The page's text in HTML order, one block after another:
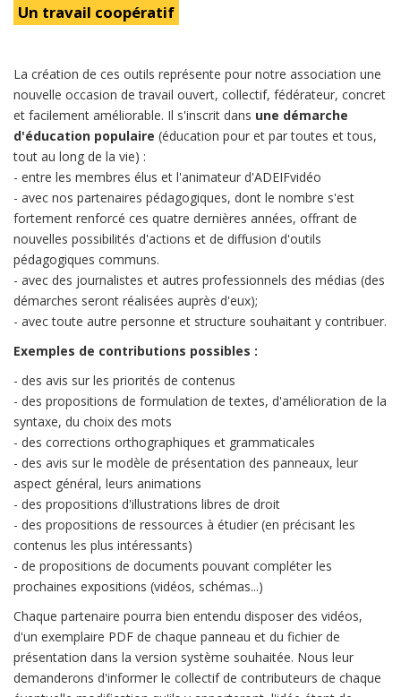
Un travail coopératif
La création de ces outils représente pour notre association une
nouvelle occasion de travail ouvert, collectif, fédérateur, concret
et facilement améliorable. Il s'inscrit dans une démarche
d'éducation populaire (éducation pour et par toutes et tous,
tout au long de la vie) :
- entre les membres élus et l'animateur d'ADEIFvidéo
- avec nos partenaires pédagogiques, dont le nombre s'est
fortement renforcé ces quatre dernières années, offrant de
nouvelles possibilités d'actions et de diffusion d'outils
pédagogiques communs.
- avec des journalistes et autres professionnels des médias (des
démarches seront réalisées auprès d'eux);
- avec toute autre personne et structure souhaitant y contribuer.
Exemples de contributions possibles :
- des avis sur les priorités de contenus
- des propositions de formulation de textes, d'amélioration de la
syntaxe, du choix des mots
- des corrections orthographiques et grammaticales
- des avis sur le modèle de présentation des panneaux, leur
aspect général, leurs animations
- des propositions d'illustrations libres de droit
- des propositions de ressources à étudier (en précisant les
contenus les plus intéressants)
- de propositions de documents pouvant compléter les
prochaines expositions (vidéos, schémas...)
Chaque partenaire pourra bien entendu disposer des vidéos,
d'un exemplaire PDF de chaque panneau et du fichier de
présentation dans la version système souhaitée. Nous leur
demanderons d'informer le collectif de contributeurs de chaque